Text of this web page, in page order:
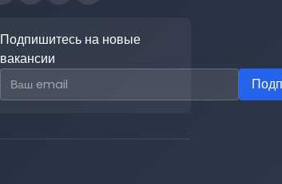
Подпишитесь на новые
вакансии
Email для подписки